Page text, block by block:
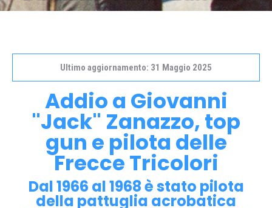
Ultimo aggiornamento: 31 Maggio 2025
Addio a Giovanni
"Jack" Zanazzo, top
gun e pilota delle
Frecce Tricolori
Dal 1966 al 1968 è stato pilota
della pattuglia acrobatica